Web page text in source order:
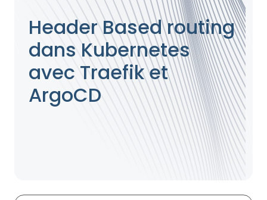
Header Based routing
dans Kubernetes
avec Traefik et
ArgoCD